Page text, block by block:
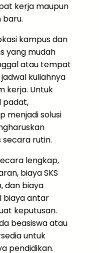
kerja maupun
kampus dan
yang mudah
atau tempat
kuliahnya
kerja. Untuk
padat,
menjadi solusi
secara rutin.
lengkap,
biaya SKS
dan biaya
biaya antar
keputusan.
beasiswa atau
untuk
pendidikan.